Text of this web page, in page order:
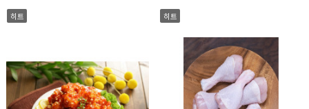
히트 히트